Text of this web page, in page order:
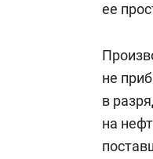
ее
не
в
на